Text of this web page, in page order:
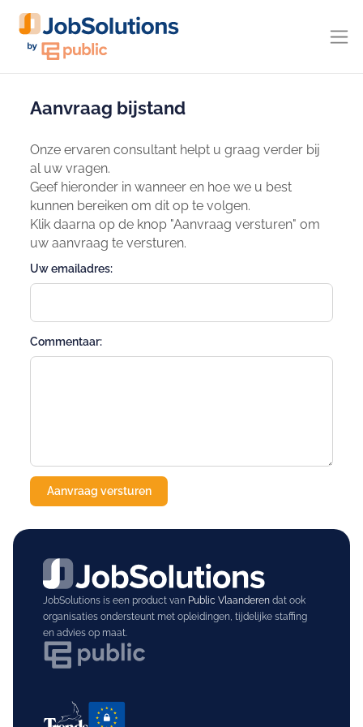
Aanvraag bijstand
Onze ervaren consultant helpt u graag verder bij
al uw vragen.
Geef hieronder in wanneer en hoe we u best
kunnen bereiken om dit op te volgen.
Klik daarna op de knop "Aanvraag versturen" om
uw aanvraag te versturen.
Uw emailadres:
Commentaar:
JobSolutions is een product van Public Vlaanderendat ook
organisaties ondersteunt met opleidingen, tijdelijke staffing
en advies op maat.